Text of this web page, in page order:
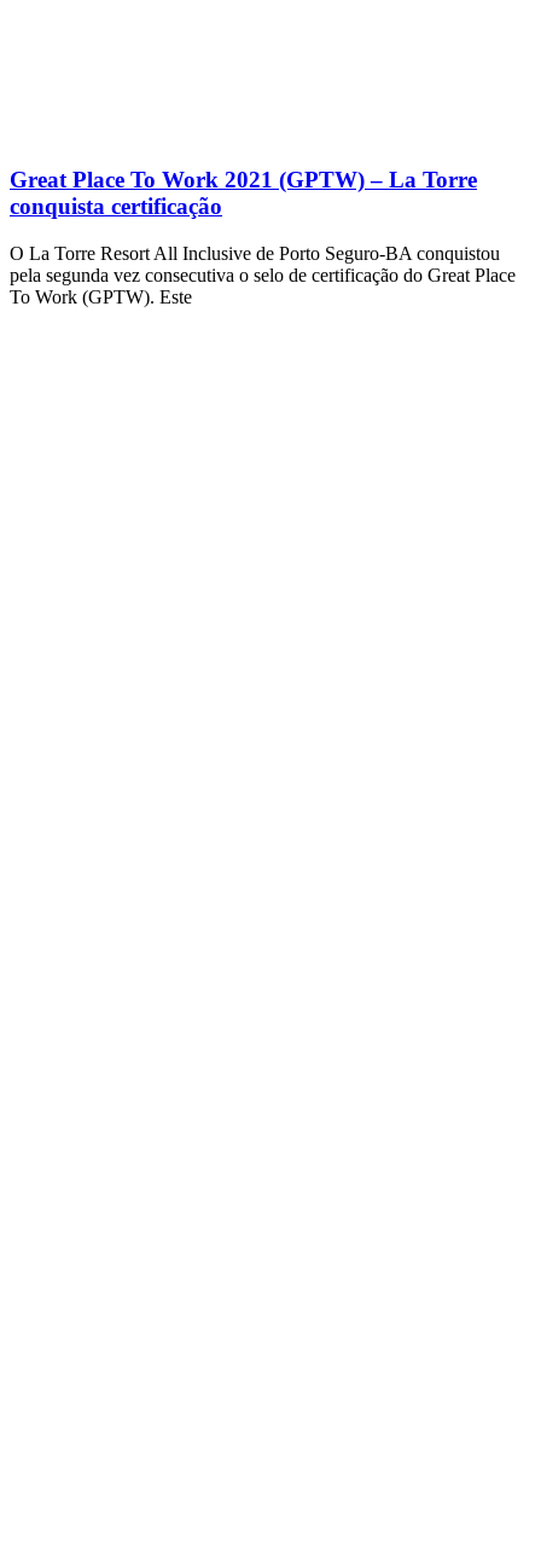
Great Place To Work 2021 (GPTW) – La Torre
conquista certificação
O La Torre Resort All Inclusive de Porto Seguro-BA conquistou
pela segunda vez consecutiva o selo de certificação do Great Place
To Work (GPTW). Este